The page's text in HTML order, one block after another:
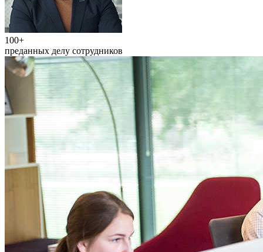
100+
преданных делу сотрудников